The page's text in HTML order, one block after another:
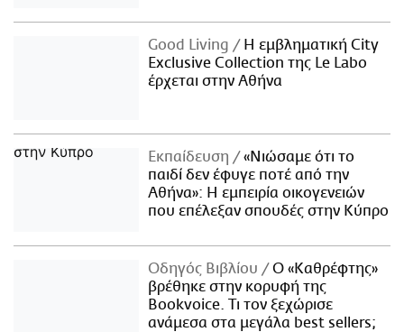
Good Living
Η εμβληματική City
Exclusive Collection της Le Labo
έρχεται στην Αθήνα
Εκπαίδευση
«Νιώσαμε ότι το
παιδί δεν έφυγε ποτέ από την
Αθήνα»: Η εμπειρία οικογενειών
που επέλεξαν σπουδές στην Κύπρο
Οδηγός Βιβλίου
Ο «Καθρέφτης»
βρέθηκε στην κορυφή της
Bookvoice. Τι τον ξεχώρισε
ανάμεσα στα μεγάλα best sellers;